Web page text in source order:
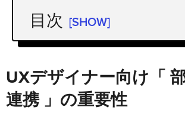
目次 [SHOW]
UXデザイナー向け「 部門横
」の重要性
組織構造が 部門横断型 連携
響
UXデザイナー向け「
連携 」の重要性